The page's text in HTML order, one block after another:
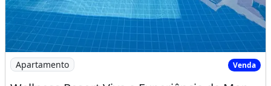
Imagem: Wellness Resort Viva a Experiência de
Apartamento Venda